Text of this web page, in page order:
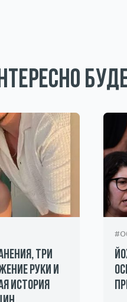
три
руки и
история